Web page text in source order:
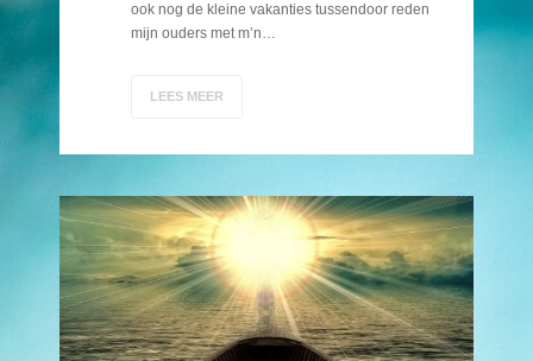
ook nog de kleine vakanties tussendoor reden
mijn ouders met m’n…
LEES MEER